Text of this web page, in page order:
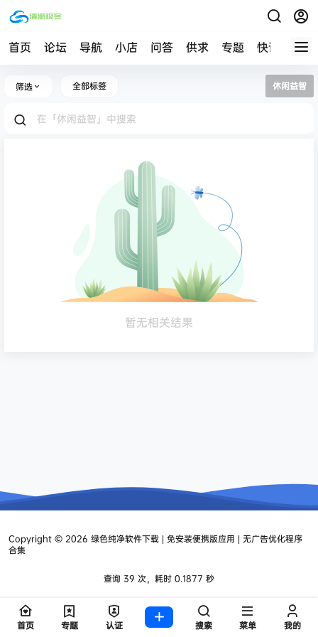
首页 论坛 导航 小店 问答 供求 专题 快讯 帮
筛选 全部标签 休闲益智
暂无相关结果
Copyright © 2026 绿色纯净软件下载 | 免安装便携版应用 | 无广告优化程序
合集
查询 39 次，耗时 0.1877 秒
首页 专题 认证 搜索 菜单 我的